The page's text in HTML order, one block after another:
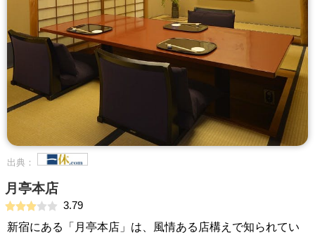
出典：
月亭本店
3.79
新宿にある「月亭本店」は、風情ある店構えで知られてい